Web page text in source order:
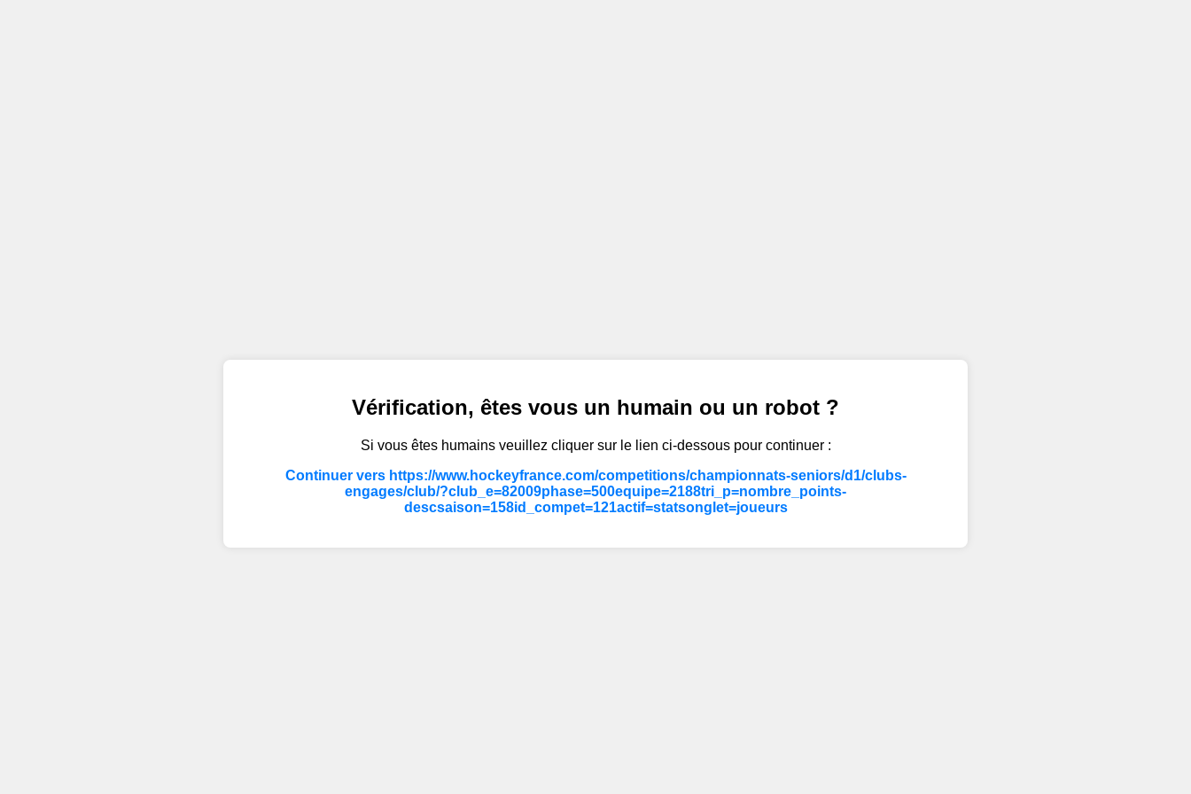
Vérification, êtes vous un humain ou un robot ?
Si vous êtes humains veuillez cliquer sur le lien ci-dessous pour continuer :
Continuer vers https://www.hockeyfrance.com/competitions/championnats-seniors/d1/clubs-
engages/club/?club_e=82009phase=500equipe=2188tri_p=nombre_points-
descsaison=158id_compet=121actif=statsonglet=joueurs